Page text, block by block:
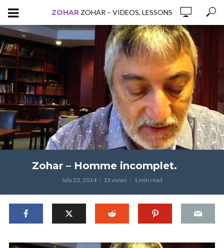
ZOHAR ZOHAR – VIDEOS, LESSONS
Zohar – Homme incomplet.
July 23, 2014 13 views 1 min read